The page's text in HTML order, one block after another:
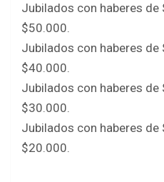
Jubilados con haberes
$50.000.
Jubilados con haberes
$40.000.
Jubilados con haberes
$30.000.
Jubilados con haberes
$20.000.